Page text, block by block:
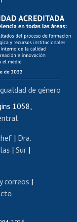
títulos
Estudiantil
1058,
| Dra.
| Sur |
correos |
de género